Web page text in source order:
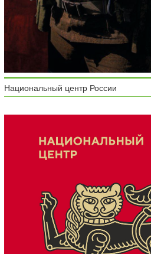
Национальный центр России